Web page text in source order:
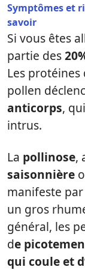
Symptômes et
savoir
Si vous êtes
partie des
Les
pollen
anticorps,
intrus.
La pollinose,
saisonnière
manifeste
un gros
général, les
de
qui coule et